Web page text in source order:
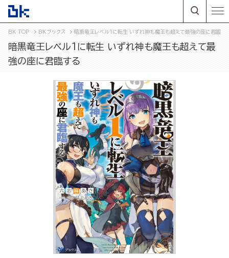
BK TOP BKブックス 暗黒竜王レベル1に転生 いずれ神も魔王も超えて最強の座に君臨す
暗黒竜王レベル1に転生 いずれ神も魔王も超えて最
強の座に君臨する